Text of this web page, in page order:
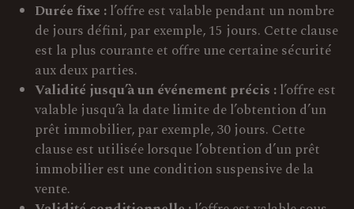
Durée fixe :l’offre est valable pendant un nombre
de jours défini, par exemple, 15 jours. Cette clause
est la plus courante et offre une certaine sécurité
aux deux parties.
Validité jusqu’à un événement précis :l’offre est
valable jusqu’à la date limite de l’obtention d’un
prêt immobilier, par exemple, 30 jours. Cette
clause est utilisée lorsque l’obtention d’un prêt
immobilier est une condition suspensive de la
vente.